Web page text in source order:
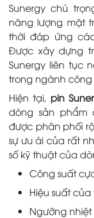
Sunergy chú
năng lượng mặt
thời đáp ứng
Được xây dựng
Sunergy liên tục
trong ngành
Hiện tại, pin
dòng sản phẩm
được phân phối
sự ưu ái của rất
số kỹ thuật của
Công suất
Hiệu suất của
Ngưỡng nhiệt